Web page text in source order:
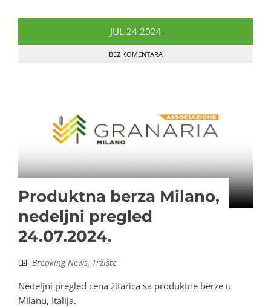
JUL 24 2024
BEZ KOMENTARA
Produktna berza Milano,
nedeljni pregled
24.07.2024.
Breaking News, Tržište
Nedeljni pregled cena žitarica sa produktne berze u
Milanu, Italija.